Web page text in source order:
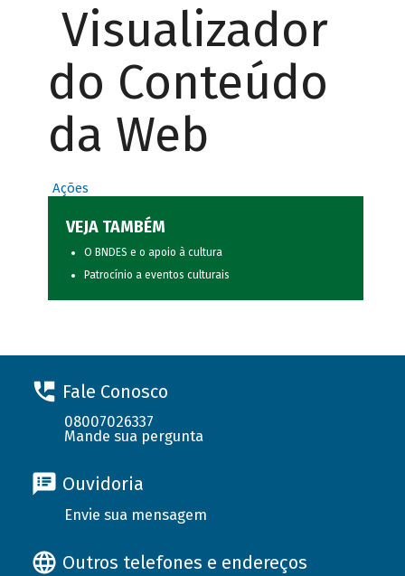
Visualizador
do Conteúdo
da Web
Ações
VEJA TAMBÉM
O BNDES e o apoio à cultura
Patrocínio a eventos culturais
Fale Conosco
08007026337
Mande sua pergunta
Ouvidoria
Envie sua mensagem
Outros telefones e endereços